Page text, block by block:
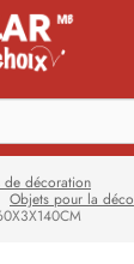
de décoration
Objets pour la déco